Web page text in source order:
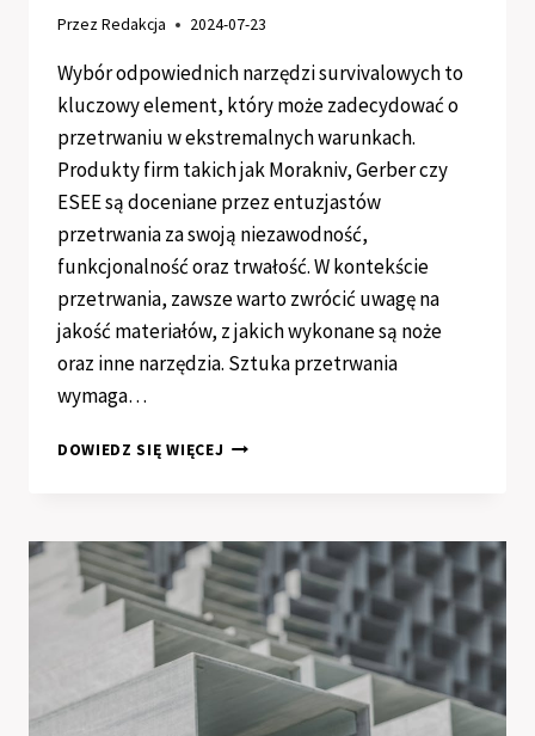
PrzezRedakcja 2024-07-23
Wybór odpowiednich narzędzi survivalowych to
kluczowy element, który może zadecydować o
przetrwaniu w ekstremalnych warunkach.
Produkty firm takich jak Morakniv, Gerber czy
ESEE są doceniane przez entuzjastów
przetrwania za swoją niezawodność,
funkcjonalność oraz trwałość. W kontekście
przetrwania, zawsze warto zwrócić uwagę na
jakość materiałów, z jakich wykonane są noże
oraz inne narzędzia. Sztuka przetrwania
wymaga…
DOWIEDZ SIĘ WIĘCEJ PRZEGLĄD
SURVIVALOWYCH:
CO
WYBRAĆ?